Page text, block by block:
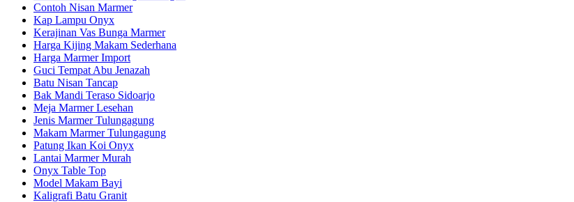
Contoh Nisan Marmer
Kap Lampu Onyx
Kerajinan Vas Bunga Marmer
Harga Kijing Makam Sederhana
Harga Marmer Import
Guci Tempat Abu Jenazah
Batu Nisan Tancap
Bak Mandi Teraso Sidoarjo
Meja Marmer Lesehan
Jenis Marmer Tulungagung
Makam Marmer Tulungagung
Patung Ikan Koi Onyx
Lantai Marmer Murah
Onyx Table Top
Model Makam Bayi
Kaligrafi Batu Granit